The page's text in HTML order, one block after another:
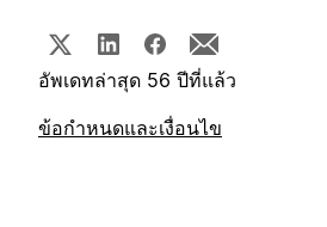
อัพเดทล่าสุด 56 ปีที่แล้ว
ข้อกำหนดและเงื่อนไข